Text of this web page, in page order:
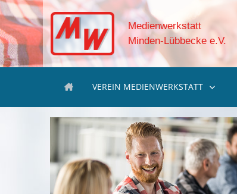
Medienwerkstatt
Minden-Lübbecke e.V.
VEREIN MEDIENWERKSTATT